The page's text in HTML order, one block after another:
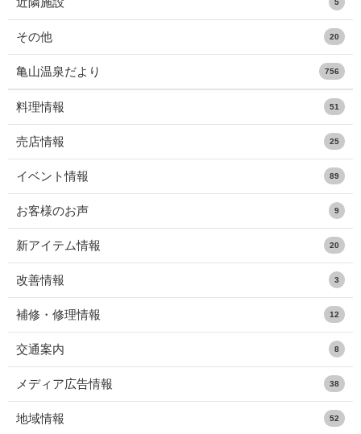
5
その他 20
亀山温泉だより 756
料理情報 51
売店情報 25
イベント情報 89
お客様のお声 9
新アイテム情報 20
改善情報 3
補修・修理情報 12
交通案内 8
メディア広告情報 38
地域情報 52